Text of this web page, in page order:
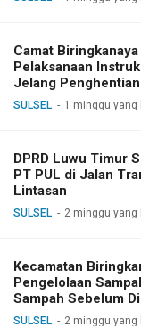
Camat
Pelaksanaan
Jelang
SULSEL 1 minggu yang
DPRD Luwu Timur
PT PUL di Jalan
Lintasan
SULSEL 2 minggu yang
Kecamatan
Pengelolaan
Sampah Sebelum
SULSEL 2 minggu yang